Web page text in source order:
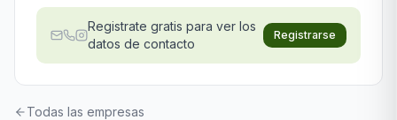
Registrate gratis para ver los
datos de contacto
Registrarse
Todas las empresas